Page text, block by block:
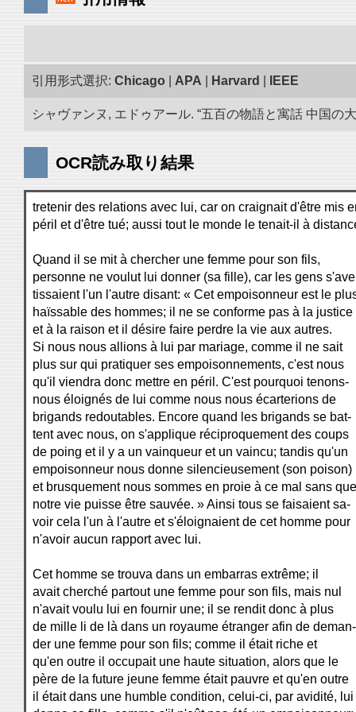
引用形式選択: Chicago APA Harvard IEEE
シャヴァンヌ, エドゥアール. “五百の物語と寓話 中国
OCR読み取り結果
tretenir des relations avec lui, car on craignait d'être mis
péril et d'être tué; aussi tout le monde le tenait-il à
Quand il se mit à chercher une femme pour son fils,
personne ne voulut lui donner (sa fille), car les gens
tissaient l'un l'autre disant: « Cet empoisonneur est le
haïssable des hommes; il ne se conforme pas à la justice
et à la raison et il désire faire perdre la vie aux autres.
Si nous nous allions à lui par mariage, comme il ne sait
plus sur qui pratiquer ses empoisonnements, c'est nous
qu'il viendra donc mettre en péril. C'est pourquoi tenons-
nous éloignés de lui comme nous nous écarterions de
brigands redoutables. Encore quand les brigands se bat-
tent avec nous, on s'applique réciproquement des coups
de poing et il y a un vainqueur et un vaincu; tandis qu'un
empoisonneur nous donne silencieusement (son poison)
et brusquement nous sommes en proie à ce mal sans que
notre vie puisse être sauvée. » Ainsi tous se faisaient sa-
voir cela l'un à l'autre et s'éloignaient de cet homme pour
n'avoir aucun rapport avec lui.
Cet homme se trouva dans un embarras extrême; il
avait cherché partout une femme pour son fils, mais nul
n'avait voulu lui en fournir une; il se rendit donc à plus
de mille li de là dans un royaume étranger afin de deman-
der une femme pour son fils; comme il était riche et
qu'en outre il occupait une haute situation, alors que le
père de la future jeune femme était pauvre et qu'en outre
il était dans une humble condition, celui-ci, par avidité, lui